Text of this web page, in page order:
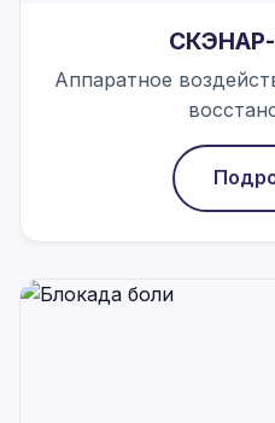
СКЭНАР-
Аппаратное